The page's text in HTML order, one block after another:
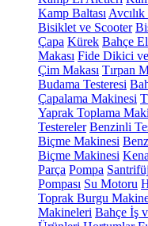
Kamp Baltası
Bisiklet ve Scooter
Çapa Kürek Bahçe
Makası Fide Dikici
Çim Makası Tırpan
Budama Testeresi
Çapalama Makinesi
Yaprak Toplama
Testereler Benzinli
Biçme Makinesi
Biçme Makinesi
Parça Pompa
Pompası Su Motoru
Toprak Burgu
Makineleri Bahçe İş